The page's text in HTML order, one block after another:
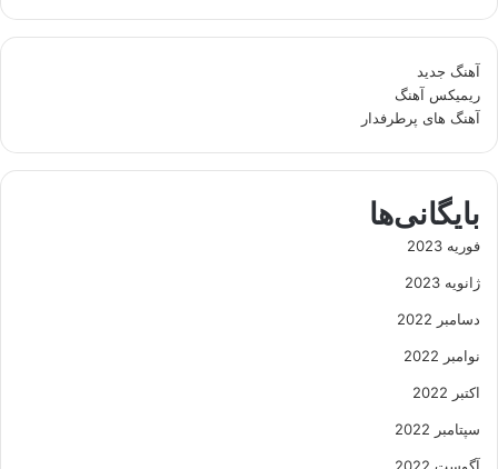
آهنگ جدید
ریمیکس آهنگ
آهنگ های پرطرفدار
بایگانی‌ها
فوریه 2023
ژانویه 2023
دسامبر 2022
نوامبر 2022
اکتبر 2022
سپتامبر 2022